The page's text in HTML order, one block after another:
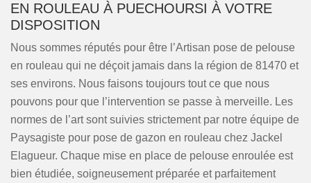
EN ROULEAU À PUECHOURSI À VOTRE
DISPOSITION
Nous sommes réputés pour être l’Artisan pose de pelouse
en rouleau qui ne déçoit jamais dans la région de 81470 et
ses environs. Nous faisons toujours tout ce que nous
pouvons pour que l’intervention se passe à merveille. Les
normes de l’art sont suivies strictement par notre équipe de
Paysagiste pour pose de gazon en rouleau chez Jackel
Elagueur. Chaque mise en place de pelouse enroulée est
bien étudiée, soigneusement préparée et parfaitement